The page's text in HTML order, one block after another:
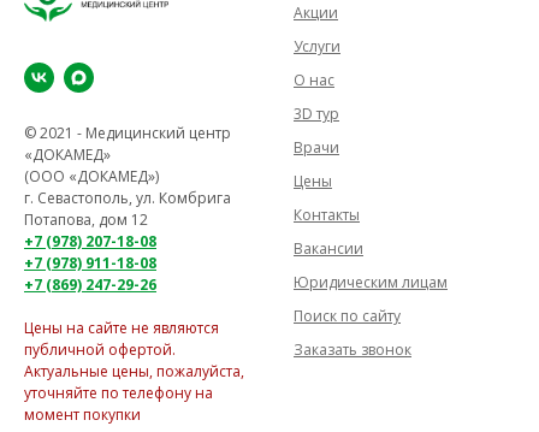
© 2021 - Медицинский центр
«ДОКАМЕД»
(ООО «ДОКАМЕД»)
г. Севастополь, ул. Комбрига
Потапова, дом 12
+7 (978) 207-18-08
+7 (978) 911-18-08
+7 (869) 247-29-26
Цены на сайте не являются
публичной офертой.
Актуальные цены, пожалуйста,
уточняйте по телефону на
момент покупки
Акции
Услуги
О нас
3D тур
Врачи
Цены
Контакты
Вакансии
Юридическим лицам
Поиск по сайту
Заказать звонок